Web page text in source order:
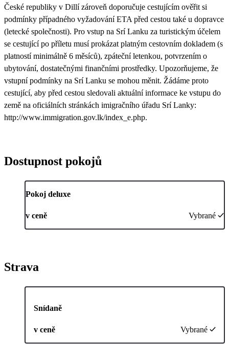
České republiky v Dillí zároveň doporučuje cestujícím ověřit si
podmínky případného vyžadování ETA před cestou také u dopravce
(letecké společnosti). Pro vstup na Srí Lanku za turistickým účelem
se cestující po příletu musí prokázat platným cestovním dokladem (s
platností minimálně 6 měsíců), zpáteční letenkou, potvrzením o
ubytování, dostatečnými finančními prostředky. Upozorňujeme, že
vstupní podmínky na Srí Lanku se mohou měnit. Žádáme proto
cestující, aby před cestou sledovali aktuální informace ke vstupu do
země na oficiálních stránkách imigračního úřadu Srí Lanky:
http://www.immigration.gov.lk/index_e.php.
Dostupnost pokojů
Pokoj deluxe
v ceně Vybrané
Strava
Snídaně
v ceně Vybrané